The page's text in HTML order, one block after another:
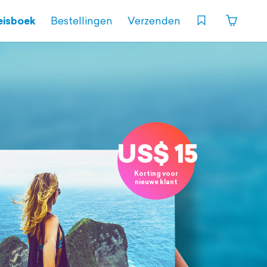
Bestellingen Verzenden
US$ 15
Korting voor
nieuwe klant